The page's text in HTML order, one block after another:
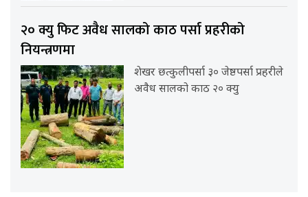
२० क्यु फिट अवैध सालको काठ पर्सा प्रहरीको
नियन्त्रणमा
शेखर छत्कुलीपर्सा ३० जेष्ठपर्सा प्रहरीले
अवैध सालको काठ २० क्यु